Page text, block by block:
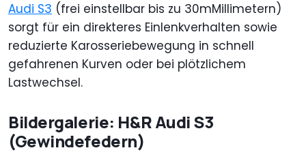
Audi S3 (frei einstellbar bis zu 30mMillimetern)
sorgt für ein direkteres Einlenkverhalten sowie
reduzierte Karosseriebewegung in schnell
gefahrenen Kurven oder bei plötzlichem
Lastwechsel.
Bildergalerie: H&R Audi S3
(Gewindefedern)